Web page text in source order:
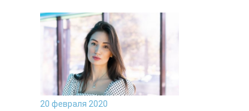
20 февраля 2020